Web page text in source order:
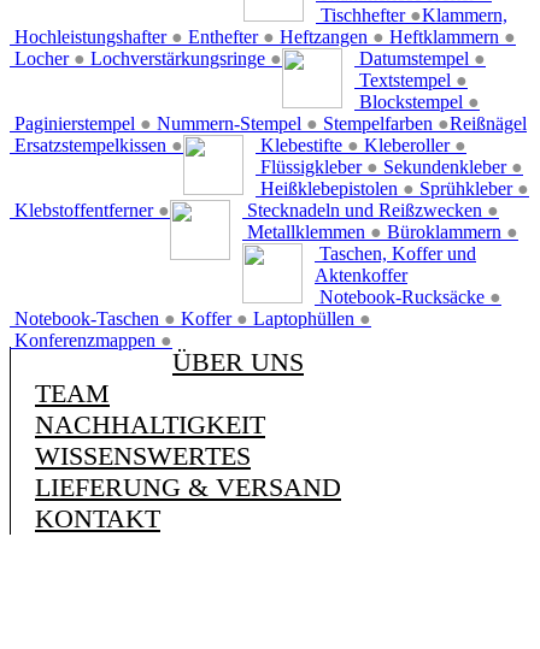
Tischhefter ●
Hochleistungshafter ● Enthefter ● Heftzangen ● Heftklammern ●
Locher ● Lochverstärkungsringe ● Datumstempel ●
Textstempel ●
Blockstempel ●
Paginierstempel ● Nummern-Stempel ● Stempelfarben ●
Ersatzstempelkissen ● Klebestifte ● Kleberoller ●
Flüssigkleber ● Sekundenkleber ●
Heißklebepistolen ● Sprühkleber ●
Klebstoffentferner ●
Klammern,
Reißnägel
Stecknadeln und Reißzwecken ●
Metallklemmen ● Büroklammern ●
Taschen, Koffer und
Aktenkoffer
Notebook-Rucksäcke ●
Notebook-Taschen ● Koffer ● Laptophüllen ●
Konferenzmappen ●
ÜBER UNS
TEAM
NACHHALTIGKEIT
WISSENSWERTES
LIEFERUNG & VERSAND
KONTAKT